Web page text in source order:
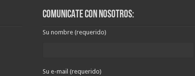
COMUNICATE CON NOSOTROS:
Su nombre (requerido)
Su e-mail (requerido)